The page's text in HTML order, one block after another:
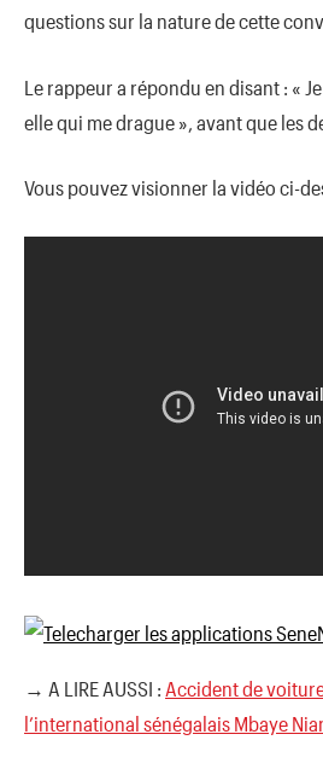
questions sur la nature de cette
Le rappeur a répondu en disant : «
elle qui me drague », avant que les
Vous pouvez visionner la vidéo ci-
→ A LIRE AUSSI : Accident de
l’international sénégalais Mbaye